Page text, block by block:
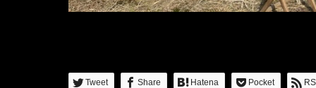
Tweet Share Hatena Pocket